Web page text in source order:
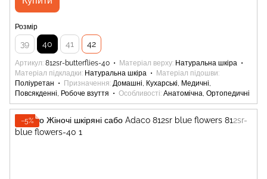
Розмір
39 40 41 42
Артикул 812sr-butterflies-40 Матеріал верху Натуральна шкіра
Матеріал підкладки Натуральна шкіра
Матеріал підошви
Поліуретан
Призначення Домашні, Кухарські, Медичні,
Повсякденні, Робоче взуття
Особливості Анатомічна, Ортопедичні
−5%